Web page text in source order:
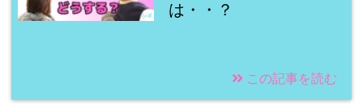
は・・？
この記事を読む